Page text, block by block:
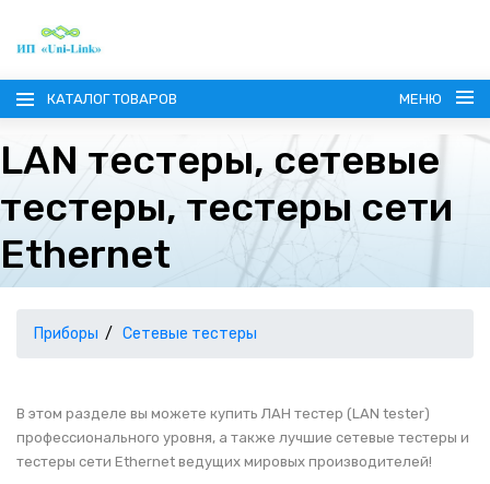
КАТАЛОГ ТОВАРОВ МЕНЮ
ГЛАВНАЯ
О КОМПАНИИ
НАШИ ПОСТАВЩИКИ
КОНТАКТЫ
LAN тестеры, сетевые
тестеры, тестеры сети
Ethernet
Приборы Сетевые тестеры
В этом разделе вы можете купить ЛАН тестер (LAN tester)
профессионального уровня, а также лучшие сетевые тестеры и
тестеры сети Ethernet ведущих мировых производителей!